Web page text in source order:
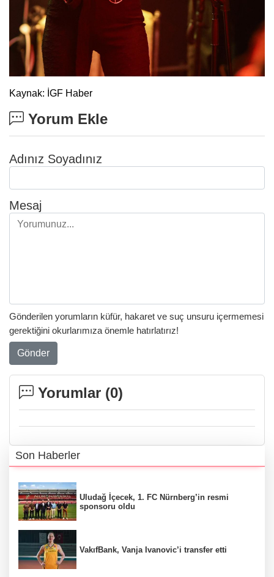
Kaynak: İGF Haber
Yorum Ekle
Adınız Soyadınız
Mesaj
Gönderilen yorumların küfür, hakaret ve suç unsuru içermemesi
gerektiğini okurlarımıza önemle hatırlatırız!
Gönder
Yorumlar (0)
Son Haberler
Uludağ İçecek, 1. FC Nürnberg’in resmi
sponsoru oldu
VakıfBank, Vanja Ivanovic’i transfer etti